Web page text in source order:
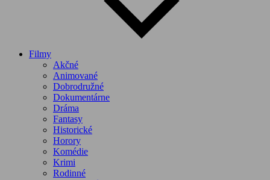
Filmy
Akčné
Animované
Dobrodružné
Dokumentárne
Dráma
Fantasy
Historické
Horory
Komédie
Krimi
Rodinné